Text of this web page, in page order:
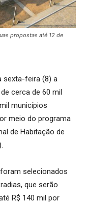
propostas até 12 de
sexta-feira (8) a
cerca de 60 mil
municípios
meio do programa
de Habitação de
selecionados
que serão
R$ 140 mil por